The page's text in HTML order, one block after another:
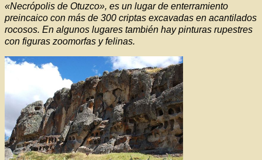
«Necrópolis de Otuzco», es un lugar de enterramiento
preincaico con más de 300 criptas excavadas en acantilados
rocosos. En algunos lugares también hay pinturas rupestres
con figuras zoomorfas y felinas.